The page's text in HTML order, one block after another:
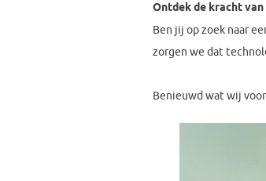
Ontdek de kracht van
Ben jij op zoek naar
zorgen we dat
Benieuwd wat wij